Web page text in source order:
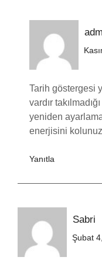
Tarih göstergesi
vardır
yeniden
enerjisini
Yanıtla
Sabri
Şubat